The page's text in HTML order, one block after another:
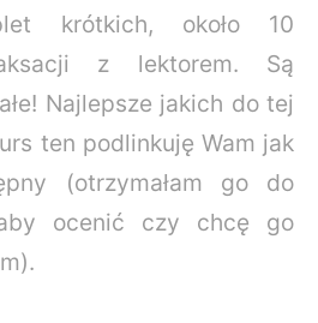
krótkich, około 10
z lektorem. Są
Najlepsze jakich do tej
ten podlinkuję Wam jak
(otrzymałam go do
ocenić czy chcę go